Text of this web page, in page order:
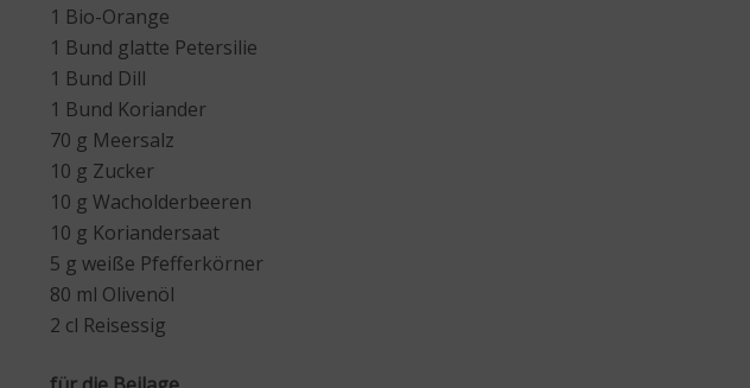
1 Bio-Orange
1 Bund glatte Petersilie
1 Bund Dill
1 Bund Koriander
70 g Meersalz
10 g Zucker
10 g Wacholderbeeren
10 g Koriandersaat
5 g weiße Pfefferkörner
80 ml Olivenöl
2 cl Reisessig